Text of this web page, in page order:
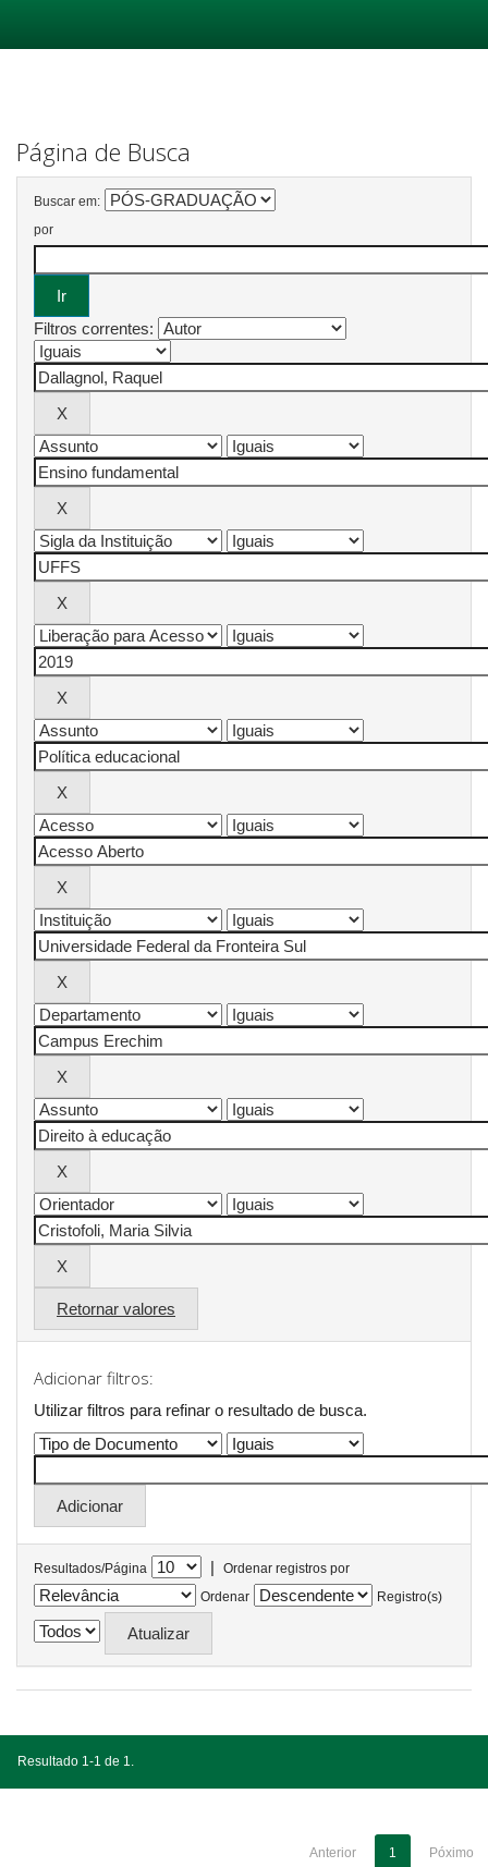
Página de Busca
Buscar em:
por
Filtros correntes:
Retornar valores
Adicionar filtros:
Utilizar filtros para refinar o resultado de busca.
Resultados/Página |
Ordenar registros por
Ordenar
Registro(s)
Resultado 1-1 de 1.
Anterior 1 Póximo